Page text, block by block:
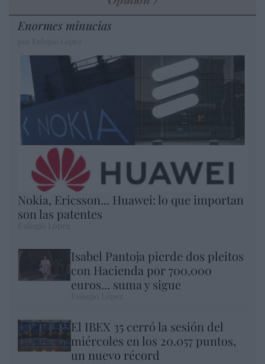
Enormes minucias
Nokia, Ericsson... Huawei: lo que importan
son las patentes
Isabel Pantoja pierde dos pleitos
con Hacienda por 700.000
euros... suma y sigue
El IBEX 35 cerró la sesión del
miércoles en los 20.057 puntos,
un nuevo récord